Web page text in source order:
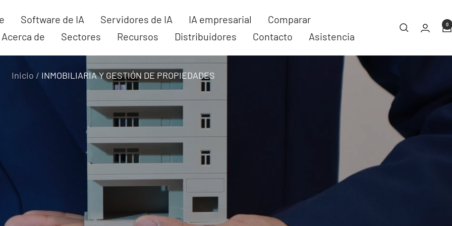
Software de IA Servidores de IA IA empresarial
Comparar
Acerca de Sectores Recursos Distribuidores Contacto Asistencia
0
Inicio INMOBILIARIA Y GESTIÓN DE PROPIEDADES